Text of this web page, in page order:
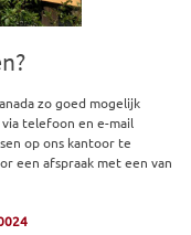
zo goed mogelijk
telefoon en e-mail
op ons kantoor te
een afspraak met een van